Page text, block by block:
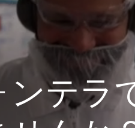
ンテラ